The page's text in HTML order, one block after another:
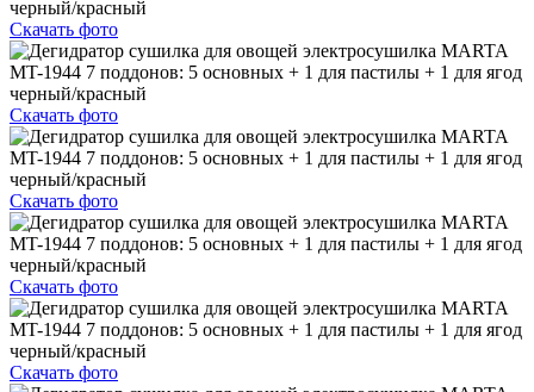
Скачать фото
Скачать фото
Скачать фото
Скачать фото
Скачать фото